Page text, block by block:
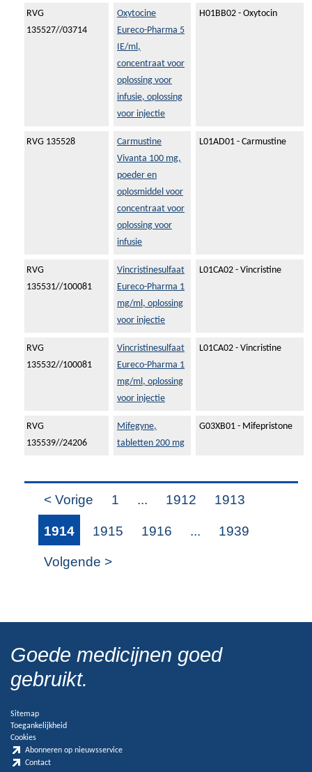
RVG
135527//03714
Oxytocine
Eureco-Pharma 5
IE/ml,
concentraat voor
oplossing voor
infusie, oplossing
voor injectie
H01BB02 - Oxytocin
RVG 135528
Carmustine
Vivanta 100 mg,
poeder en
oplosmiddel voor
concentraat voor
oplossing voor
infusie
L01AD01 - Carmustine
RVG
135531//100081
Vincristinesulfaat
Eureco-Pharma 1
mg/ml, oplossing
voor injectie
L01CA02 - Vincristine
RVG
135532//100081
Vincristinesulfaat
Eureco-Pharma 1
mg/ml, oplossing
voor injectie
L01CA02 - Vincristine
RVG
135539//24206
Mifegyne,
tabletten 200 mg
G03XB01 - Mifepristone
< Vorige 1 ... 1912 1913
1914 1915 1916 ... 1939
Volgende >
Goede medicijnen goed
gebruikt.
Sitemap
Toegankelijkheid
Cookies
Abonneren op nieuwsservice
Contact